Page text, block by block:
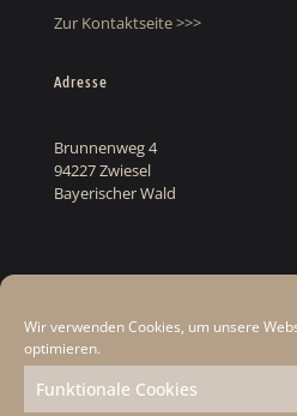
Wir verwenden Cookies, um unsere
optimieren.
Funktionale Cookies
Zur Kontaktseite >>>
Adresse
Brunnenweg 4
94227 Zwiesel
Bayerischer Wald
Datenschutz
Cookie-Hinweis